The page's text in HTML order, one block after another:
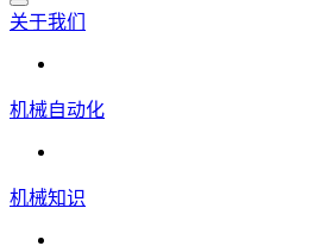
关于我们
机械自动化
机械知识